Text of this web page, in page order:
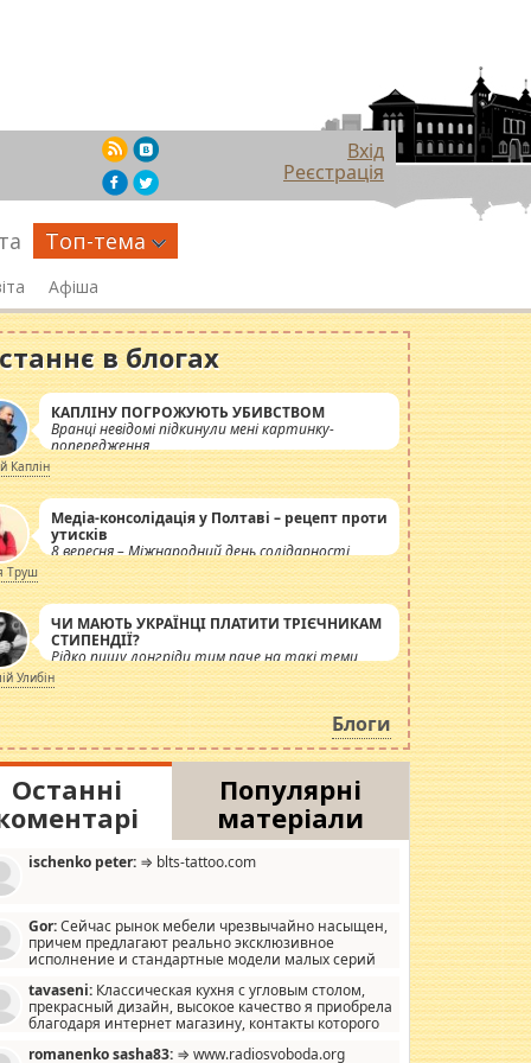
Вхід
Реєстрація
Топ-тема
Афіша
в блогах
КАПЛІНУ ПОГРОЖУЮТЬ УБИВСТВОМ
Вранці невідомі підкинули мені картинку-
попередження
Каплін
Медіа-консолідація у Полтаві – рецепт проти
утисків
8 вересня – Міжнародний день солідарності
журналістів.
Труш
ЧИ МАЮТЬ УКРАЇНЦІ ПЛАТИТИ ТРІЄЧНИКАМ
СТИПЕНДІЇ?
Рідко пишу лонгріди тим паче на такі теми,
але вже просто дістало! Обурюють сьогоднішні
інсенуації навколо стипендіального питання.
Штучно роздувається ще одна соціальна
катастрофа.
Улибін
Блоги
Останні
Популярні
матеріали
ischenko peter: ⇒ blts-tattoo.com
Gor:Сейчас рынок мебели чрезвычайно насыщен,
причем предлагают реально эксклюзивное
исполнение и стандартные модели малых серий
мало походит на стандартные формы, в MebelOk,
и что главное - со вкусом все в порядке,
ненужных наворотов удорожающих мебель, а это не
tavaseni: Классическая кухня с угловым столом,
прекрасный дизайн, высокое качество я приобрела
благодаря интернет магазину, контакты которого
romanenko sasha83: ⇒ www.radiosvoboda.org